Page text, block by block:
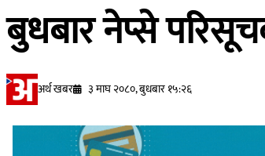
बुधबार नेप्से
अर्थ खबर ३ माघ २०८०, बुधबार १५:२६